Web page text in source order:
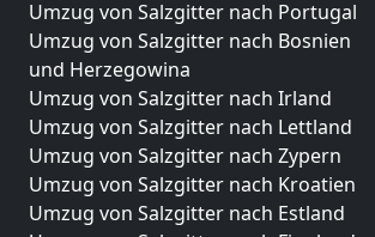
Umzug von Salzgitter nach Portugal
Umzug von Salzgitter nach Bosnien
und Herzegowina
Umzug von Salzgitter nach Irland
Umzug von Salzgitter nach Lettland
Umzug von Salzgitter nach Zypern
Umzug von Salzgitter nach Kroatien
Umzug von Salzgitter nach Estland